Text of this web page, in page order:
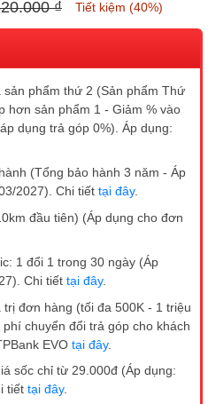
₫ Tiết kiệm (40%)
sản phẩm thứ 2 (Sản phẩm Thứ
hơn sản phẩm 1 - Giảm % vào
dụng trả góp 0%). Áp dụng:
(Tổng bảo hành 3 năm - Áp
2027). Chi tiết tại đây.
đầu tiên) (Áp dụng cho đơn
1 đổi 1 trong 30 ngày (Áp
Chi tiết tại đây.
trị đơn hàng (tối đa 500K - 1 triệu
chuyển đổi trả góp cho khách
EVO tại đây.
sốc chỉ từ 29.000đ (Áp dụng:
tiết tại đây.